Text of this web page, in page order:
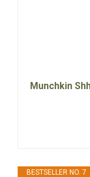
Munchkin
BESTSELLER NO. 7